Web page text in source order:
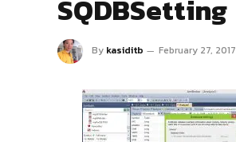
SQDBSetting
By kasiditb February 27, 2017